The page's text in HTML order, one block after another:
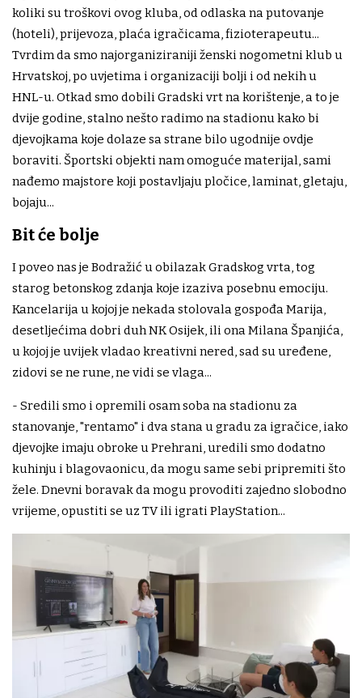
koliki su troškovi ovog kluba, od odlaska na putovanje
(hoteli), prijevoza, plaća igračicama, fizioterapeutu...
Tvrdim da smo najorganiziraniji ženski nogometni klub u
Hrvatskoj, po uvjetima i organizaciji bolji i od nekih u
HNL-u. Otkad smo dobili Gradski vrt na korištenje, a to je
dvije godine, stalno nešto radimo na stadionu kako bi
djevojkama koje dolaze sa strane bilo ugodnije ovdje
boraviti. Športski objekti nam omoguće materijal, sami
nađemo majstore koji postavljaju pločice, laminat, gletaju,
bojaju...
Bit će bolje
I poveo nas je Bodražić u obilazak Gradskog vrta, tog
starog betonskog zdanja koje izaziva posebnu emociju.
Kancelarija u kojoj je nekada stolovala gospođa Marija,
desetljećima dobri duh NK Osijek, ili ona Milana Španjića,
u kojoj je uvijek vladao kreativni nered, sad su uređene,
zidovi se ne rune, ne vidi se vlaga...
- Sredili smo i opremili osam soba na stadionu za
stanovanje, "rentamo" i dva stana u gradu za igračice, iako
djevojke imaju obroke u Prehrani, uredili smo dodatno
kuhinju i blagovaonicu, da mogu same sebi pripremiti što
žele. Dnevni boravak da mogu provoditi zajedno slobodno
vrijeme, opustiti se uz TV ili igrati PlayStation...